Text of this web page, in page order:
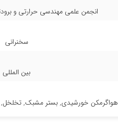
انجمن علمی مهندسی حرارتی و
سخنرانی
بین المللی
هواگرمکن خورشیدی, بستر مشبک, تخلخل,